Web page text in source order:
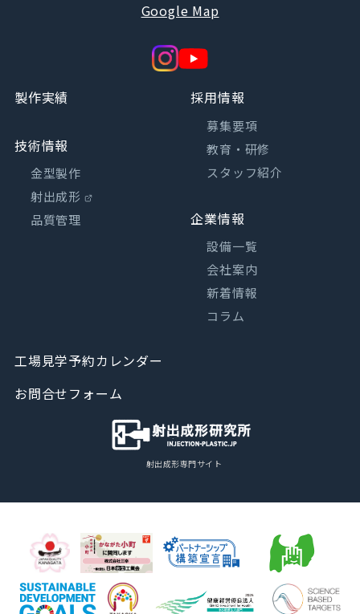
Google Map
製作実績
技術情報
金型製作
射出成形
品質管理
採用情報
募集要項
教育・研修
スタッフ紹介
企業情報
設備一覧
会社案内
新着情報
コラム
工場見学予約カレンダー
お問合せフォーム
射出成形専門サイト